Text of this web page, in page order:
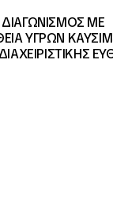
ΜΕ
ΥΓΡΩΝ